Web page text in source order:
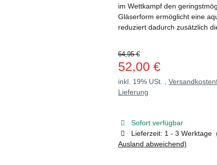
im Wettkampf den
Gläserform ermöglicht eine
reduziert dadurch zusätzlich
64,95 €
52,00 €
inkl. 19% USt. ,
Lieferung
Sofort verfügbar
Lieferzeit: 1 - 3 Werktage
Ausland abweichend)